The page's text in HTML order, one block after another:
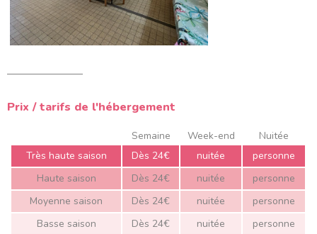
Prix / tarifs de l'hébergement
Semaine Week-end
Nuitée
Très haute saison
Dès 24€ nuitée
personne
Haute saison
Dès 24€ nuitée
personne
Moyenne saison
Dès 24€ nuitée
personne
Basse saison
Dès 24€ nuitée
personne